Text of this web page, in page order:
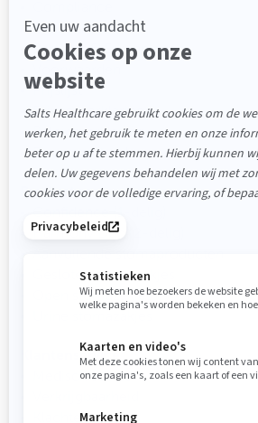
Social media
Partners & Erkenningen
Voorwaarden
Prijslijst
Privacyverklaring
Beleidsverklaring
Duurzaamheid
Producten
Harmony Duo (2-delig)
Gesloten stomazakjes
Open stomazakjes
Urine stomazakjes
Klantenservice
Medisch advies
Klachten